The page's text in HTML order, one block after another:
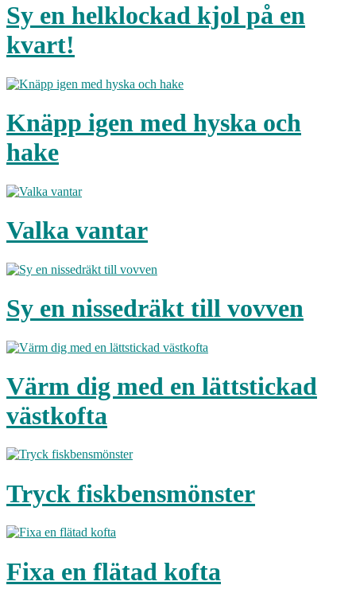
Sy en helklockad kjol på en
kvart!
Knäpp igen med hyska och
hake
Valka vantar
Sy en nissedräkt till vovven
Värm dig med en lättstickad
västkofta
Tryck fiskbensmönster
Fixa en flätad kofta